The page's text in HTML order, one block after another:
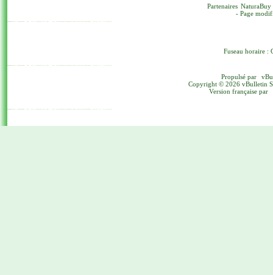
Partenaires NaturaBuy
- Page
Fuseau horaire :
Propulsé par
Copyright © 2026 vBulletin
Version française par